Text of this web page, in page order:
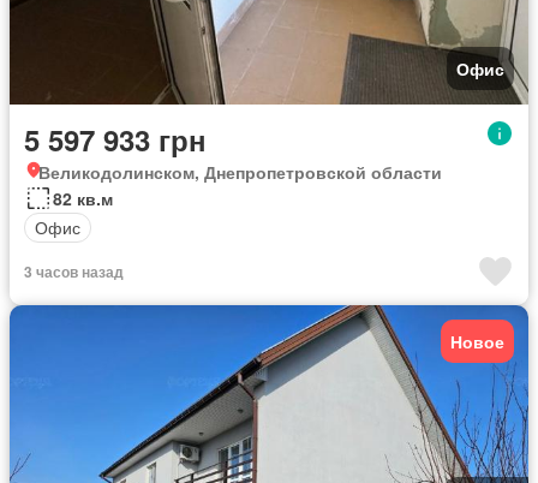
Офис
5 597 933 грн
Великодолинском, Днепропетровской области
82 кв.м
Офис
3 часов назад
Новое